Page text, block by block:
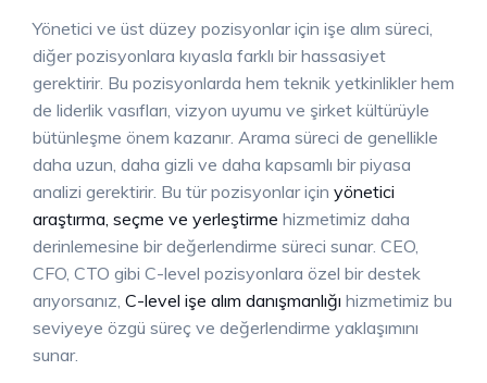
Yönetici ve üst düzey pozisyonlar için işe alım süreci,
diğer pozisyonlara kıyasla farklı bir hassasiyet
gerektirir. Bu pozisyonlarda hem teknik yetkinlikler hem
de liderlik vasıfları, vizyon uyumu ve şirket kültürüyle
bütünleşme önem kazanır. Arama süreci de genellikle
daha uzun, daha gizli ve daha kapsamlı bir piyasa
analizi gerektirir. Bu tür pozisyonlar için yönetici
araştırma, seçme ve yerleştirme hizmetimiz daha
derinlemesine bir değerlendirme süreci sunar. CEO,
CFO, CTO gibi C-level pozisyonlara özel bir destek
arıyorsanız, C-level işe alım danışmanlığı hizmetimiz bu
seviyeye özgü süreç ve değerlendirme yaklaşımını
sunar.